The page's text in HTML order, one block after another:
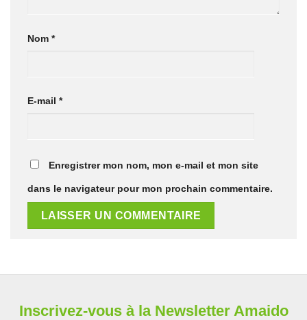
Nom *
E-mail *
Enregistrer mon nom, mon e-mail et mon site
dans le navigateur pour mon prochain commentaire.
Inscrivez-vous à la Newsletter Amaido